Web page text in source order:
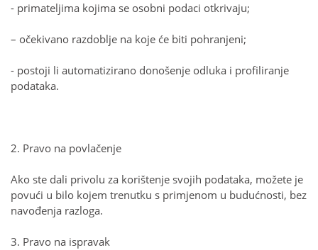
- primateljima kojima se osobni podaci otkrivaju;
– očekivano razdoblje na koje će biti pohranjeni;
- postoji li automatizirano donošenje odluka i profiliranje
podataka.
2. Pravo na povlačenje
Ako ste dali privolu za korištenje svojih podataka, možete je
povući u bilo kojem trenutku s primjenom u budućnosti, bez
navođenja razloga.
3. Pravo na ispravak